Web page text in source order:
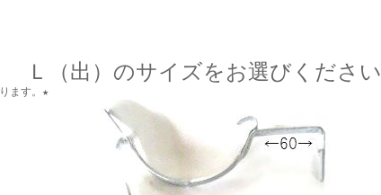
Ｌ（出）のサイズをお選びください
ります。★